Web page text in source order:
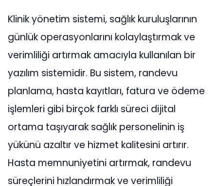
Klinik yönetim sistemi, sağlık kuruluşlarının
günlük operasyonlarını kolaylaştırmak ve
verimliliği artırmak amacıyla kullanılan bir
yazılım sistemidir. Bu sistem, randevu
planlama, hasta kayıtları, fatura ve ödeme
işlemleri gibi birçok farklı süreci dijital
ortama taşıyarak sağlık personelinin iş
yükünü azaltır ve hizmet kalitesini artırır.
Hasta memnuniyetini artırmak, randevu
süreçlerini hızlandırmak ve verimliliği